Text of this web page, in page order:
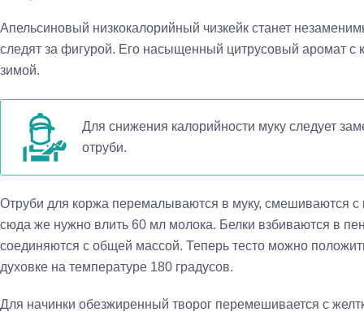
Апельсиновый низкокалорийный чизкейк станет
следят за фигурой. Его насыщенный цитрусовый аромат с
зимой.
Для снижения калорийности муку следует
отруби.
Отруби для коржа перемалываются в муку, смешиваются с
сюда же нужно влить 60 мл молока. Белки взбиваются в
соединяются с общей массой. Теперь тесто можно
духовке на температуре 180 градусов.
Для начинки обезжиренный творог перемешивается с